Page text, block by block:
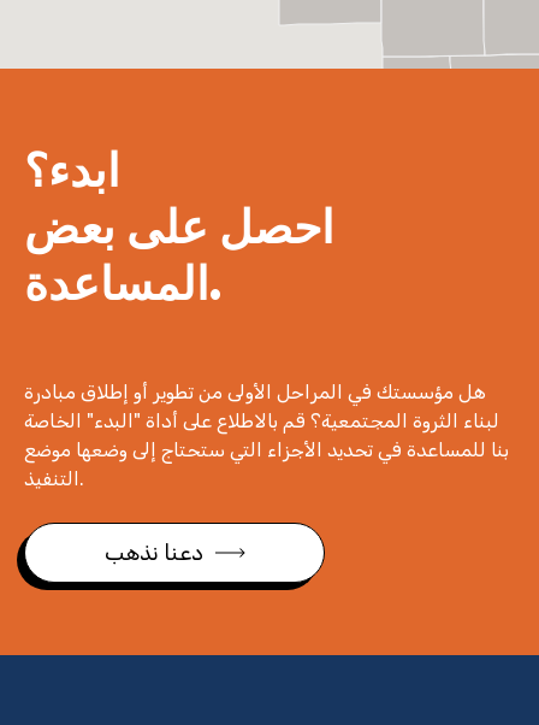
ابدء؟
احصل على بعض
المساعدة.
هل مؤسستك في المراحل الأولى من تطوير أو إطلاق مبادرة
لبناء الثروة المجتمعية؟ قم بالاطلاع على أداة "البدء" الخاصة
بنا للمساعدة في تحديد الأجزاء التي ستحتاج إلى وضعها موضع
التنفيذ.
دعنا نذهب